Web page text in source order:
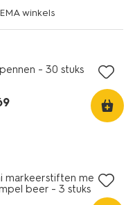
winkels
- 30 stuks
markeerstiften met
beer - 3 stuks